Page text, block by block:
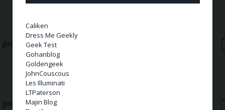
Caliken
Dress Me Geekly
Geek Test
Gohanblog
Goldengeek
JohnCouscous
Les Illuminati
LTPaterson
Majin Blog